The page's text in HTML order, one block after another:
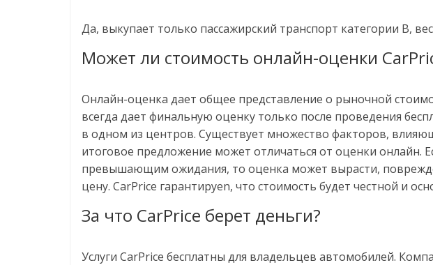
Да, выкупает только пассажирский транспорт категории В,
Может ли стоимость онлайн-оценки
Онлайн-оценка дает общее представление о рыночной
всегда дает финальную оценку только после проведения
в одном из центров. Существует множество факторов,
итоговое предложение может отличаться от оценки онлайн.
превышающим ожидания, то оценка может вырасти,
цену. CarPrice гарантируеn, что стоимость будет честной и
За что CarPrice берет деньги?
Услуги CarPrice бесплатны для владельцев автомобилей.